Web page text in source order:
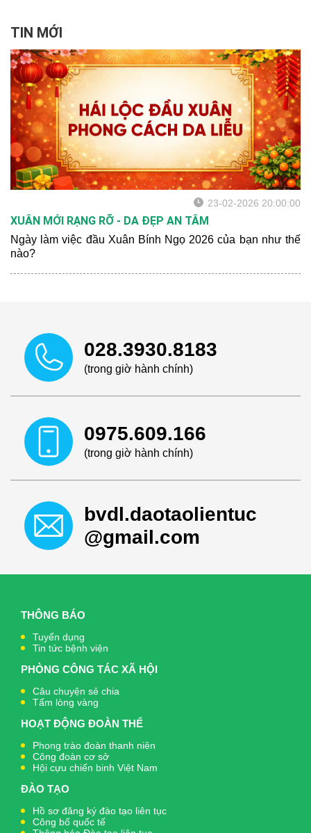
TIN MỚI
23-02-2026 20:00:00
XUÂN MỚI RẠNG RỠ - DA ĐẸP AN TÂM
Ngày làm việc đầu Xuân Bính Ngọ 2026 của bạn như thế
nào?
028.3930.8183
(trong giờ hành chính)
0975.609.166
(trong giờ hành chính)
bvdl.daotaolientuc
@gmail.com
THÔNG BÁO
Tuyển dụng
Tin tức bệnh viện
PHÒNG CÔNG TÁC XÃ HỘI
Câu chuyện sẻ chia
Tấm lòng vàng
HOẠT ĐỘNG ĐOÀN THỂ
Phong trào đoàn thanh niên
Công đoàn cơ sở
Hội cựu chiến binh Việt Nam
ĐÀO TẠO
Hồ sơ đăng ký đào tạo liên tục
Công bố quốc tế